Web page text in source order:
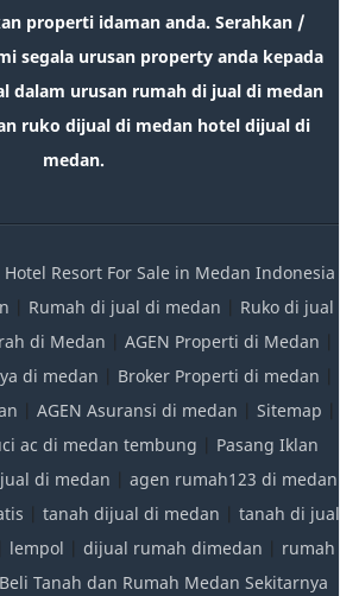
properti idaman anda. Serahkan /
segala urusan property anda kepada
dalam urusan rumah di jual di medan
ruko dijual di medan hotel dijual di
medan.
Hotel Resort For Sale in Medan Indonesia
| Rumah di jual di medan | Ruko di jual
di Medan | AGEN Properti di Medan |
di medan | Broker Properti di medan |
| AGEN Asuransi di medan | Sitemap |
ac di medan tembung | Pasang Iklan
di medan | agen rumah123 di medan
| tanah dijual di medan | tanah di jual
lempol | dijual rumah dimedan | rumah
Tanah dan Rumah Medan Sekitarnya